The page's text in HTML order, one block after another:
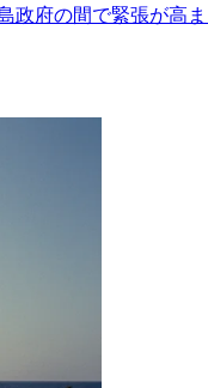
府の間で緊張が高